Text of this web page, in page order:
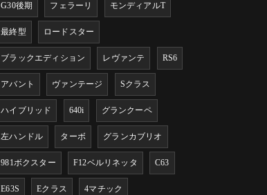
G30後期 フェラーリ モンディアルT
最終型 ロードスター
ブラックエディション レヴァンテ RS6
アバント ヴァンテージ Sクラス
ハイブリッド 640i グランクーペ
左ハンドル ターボ グランカブリオ
981ボクスター F12ベルリネッタ C63
E63S Eクラス 4マチック